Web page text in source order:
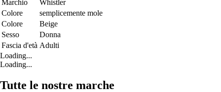
Marchio
Whistler
Colore
semplicemente mole
Colore
Beige
Sesso
Donna
Fascia d'età Adulti
Loading...
Loading...
Tutte le nostre marche